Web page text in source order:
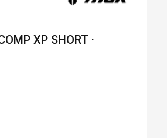
XP SHORT ·